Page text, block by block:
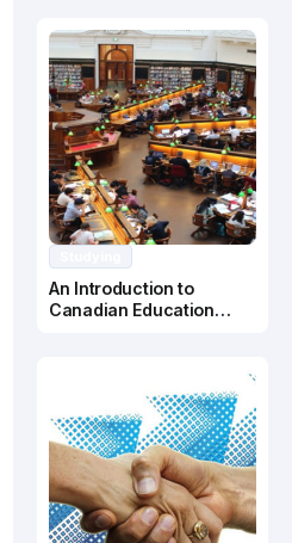
An Introduction to
Canadian Education